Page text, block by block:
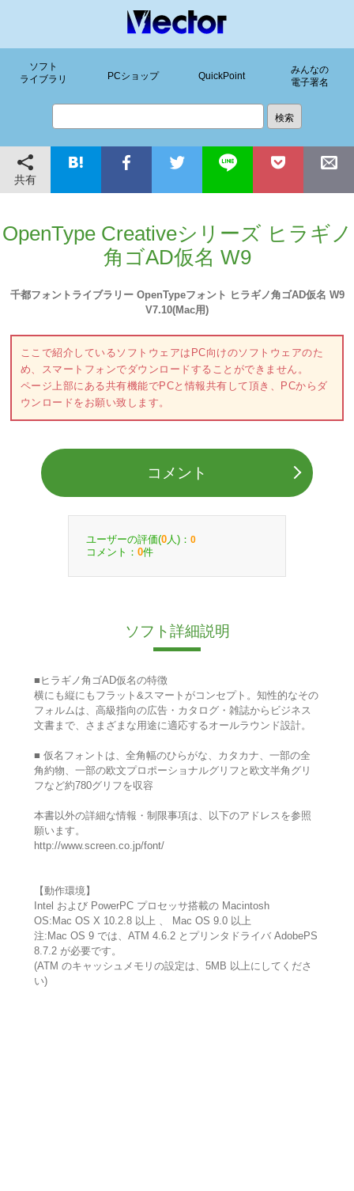
ソフト
ライブラリ
PCショップ QuickPoint
みんなの
電子署名
共有
OpenType Creativeシリーズ ヒラギノ
角ゴAD仮名 W9
千都フォントライブラリー OpenTypeフォント ヒラギノ角ゴAD仮名 W9
V7.10(Mac用)
ここで紹介しているソフトウェアはPC向けのソフトウェアのた
め、スマートフォンでダウンロードすることができません。
ページ上部にある共有機能でPCと情報共有して頂き、PCからダ
ウンロードをお願い致します。
コメント
ユーザーの評価(0 人)： 0
コメント： 0件
ソフト詳細説明
■ヒラギノ角ゴAD仮名の特徴
横にも縦にもフラット&スマートがコンセプト。知性的なその
フォルムは、高級指向の広告・カタログ・雑誌からビジネス
文書まで、さまざまな用途に適応するオールラウンド設計。
■ 仮名フォントは、全角幅のひらがな、カタカナ、一部の全
角約物、一部の欧文プロポーショナルグリフと欧文半角グリ
フなど約780グリフを収容
本書以外の詳細な情報・制限事項は、以下のアドレスを参照
願います。
http://www.screen.co.jp/font/
【動作環境】
Intel および PowerPC プロセッサ搭載の Macintosh
OS:Mac OS X 10.2.8 以上 、 Mac OS 9.0 以上
注:Mac OS 9 では、ATM 4.6.2 とプリンタドライバ AdobePS
8.7.2 が必要です。
(ATM のキャッシュメモリの設定は、5MB 以上にしてくださ
い)